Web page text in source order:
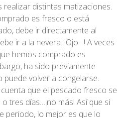
realizar distintas matizaciones.
es fresco o está
debe ir directamente al
ir a la nevera. ¡Ojo…! A veces
hemos comprado es
ha sido previamente
puede volver a congelarse.
que el pescado fresco se
tres días…¡no más! Así que si
periodo, lo mejor es que lo